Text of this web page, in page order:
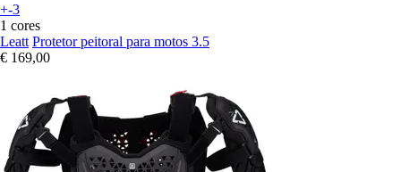
+-3
1 cores
Leatt Protetor peitoral para motos 3.5
€ 169,00